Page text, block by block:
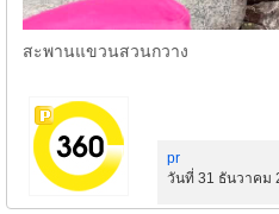
สะพานแขวนสวนกวาง
pr
วันที่ 31 ธันวาคม